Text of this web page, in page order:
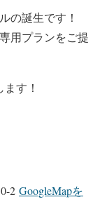
の誕生です！
用プランをご提
す！
2 GoogleMapを